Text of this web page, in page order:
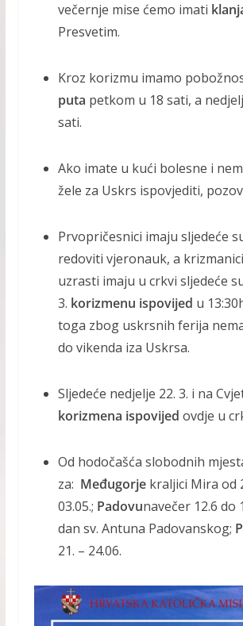
večernje mise ćemo imati
Presvetim.
Kroz korizmu imamo
puta petkom u 18 sati, a
sati.
Ako imate u kući bolesne i
žele za Uskrs ispovjediti,
Prvopričesnici imaju sljedeće
redoviti vjeronauk, a
uzrasti imaju u crkvi sljedeće
3. korizmenu ispovijed u
toga zbog uskrsnih ferija
do vikenda iza Uskrsa.
Sljedeće nedjelje 22. 3. i na
korizmena ispovijed ovdje u
Od hodočašća slobodnih
za: Međugorjekraljici Mira od
03.05.; Padovunavečer 12.6 do
dan sv. Antuna Padovanskog;
21. – 24.06.